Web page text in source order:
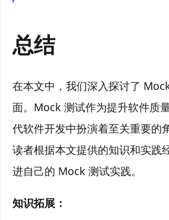
总结
在本文中，我们深入探讨了
面。Mock 测试作为提升软件质
代软件开发中扮演着至关重要的
读者根据本文提供的知识和实践
进自己的 Mock 测试实践。
知识拓展：